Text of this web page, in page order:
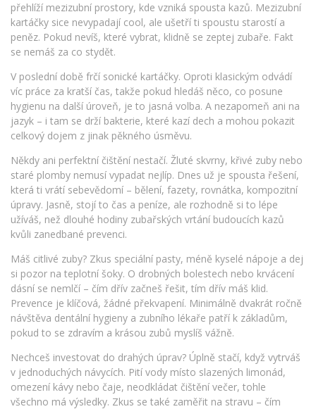
přehlíží mezizubní prostory, kde vzniká spousta kazů. Mezizubní
kartáčky sice nevypadají cool, ale ušetří ti spoustu starostí a
peněz. Pokud nevíš, které vybrat, klidně se zeptej zubaře. Fakt
se nemáš za co stydět.
V poslední době frčí sonické kartáčky. Oproti klasickým odvádí
víc práce za kratší čas, takže pokud hledáš něco, co posune
hygienu na další úroveň, je to jasná volba. A nezapomeň ani na
jazyk – i tam se drží bakterie, které kazí dech a mohou pokazit
celkový dojem z jinak pěkného úsměvu.
Někdy ani perfektní čištění nestačí. Žluté skvrny, křivé zuby nebo
staré plomby nemusí vypadat nejlíp. Dnes už je spousta řešení,
která ti vrátí sebevědomí – bělení, fazety, rovnátka, kompozitní
úpravy. Jasně, stojí to čas a peníze, ale rozhodně si to lépe
užíváš, než dlouhé hodiny zubařských vrtání budoucích kazů
kvůli zanedbané prevenci.
Máš citlivé zuby? Zkus speciální pasty, méně kyselé nápoje a dej
si pozor na teplotní šoky. O drobných bolestech nebo krvácení
dásní se nemlčí – čím dřív začneš řešit, tím dřív máš klid.
Prevence je klíčová, žádné překvapení. Minimálně dvakrát ročně
návštěva dentální hygieny a zubního lékaře patří k základům,
pokud to se zdravím a krásou zubů myslíš vážně.
Nechceš investovat do drahých úprav? Úplně stačí, když vytrváš
v jednoduchých návycích. Pití vody místo slazených limonád,
omezení kávy nebo čaje, neodkládat čištění večer, tohle
všechno má výsledky. Zkus se také zaměřit na stravu – čím